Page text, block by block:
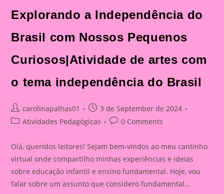
Explorando a Independência do
Brasil com Nossos Pequenos
Curiosos|Atividade de artes com
o tema independência do Brasil
Post
author:
carolinapalhas01
Post
published:
3 de September de 2024
PostAtividades Pedagógicas
Post0 Comments
Olá, queridos leitores! Sejam bem-vindos ao meu cantinho
virtual onde compartilho minhas experiências e ideias
sobre educação infantil e ensino fundamental. Hoje, vou
falar sobre um assunto que considero fundamental…